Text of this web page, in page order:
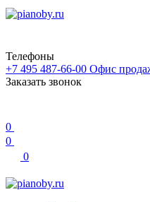
Телефоны
+7 495 487-66-00 Офис
Заказать звонок
0
0
0